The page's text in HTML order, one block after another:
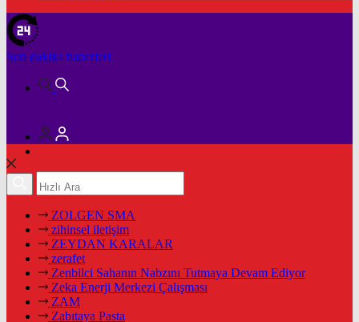
Son dakika haberleri
ZOLGEN SMA
zihinsel iletişim
ZEYDAN KARALAR
zerafet
Zenbilci Sahanın Nabzını Tutmaya Devam Ediyor
Zeka Enerji Merkezi Çalışması
ZAM
Zabıtaya Pasta